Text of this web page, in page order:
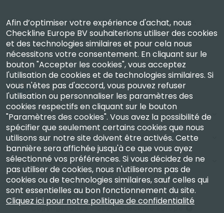
Checkline Europe B.V. — spécialistes de la fourniture,
de l'étalonnage, de la certification et de la réparation
d'instruments de mesure de haute précision.
Entreprise
Compte
Nous Contacter
Copyright 2003 - 2026 Checkline Europe
Afin d’optimiser votre expérience d'achat, nous
Checkline Europe BV souhaiterions utiliser des cookies
et des technologies similaires et pour cela nous
nécessitons votre consentement. En cliquant sur le
bouton "Accepter les cookies", vous acceptez
l'utilisation de cookies et de technologies similaires. Si
vous n'êtes pas d'accord, vous pouvez refuser
l'utilisation ou personnaliser les paramètres des
cookies respectifs en cliquant sur le bouton
"Paramètres des cookies". Vous avez la possibilité de
spécifier que seulement certains cookies que nous
utilisons sur notre site doivent être activés. Cette
bannière sera affichée jusqu'à ce que vous ayez
sélectionné vos préférences. Si vous décidez de ne
pas utiliser de cookies, nous n'utiliserons pas de
cookies ou de technologies similaires, sauf celles qui
sont essentielles au bon fonctionnement du site.
Cliquez ici pour notre politique de confidentialité